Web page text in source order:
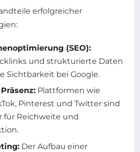
erfolgreicher
(SEO):
und strukturierte Daten
Sichtbarkeit bei Google.
Plattformen wie
Pinterest und Twitter sind
für Reichweite und
Der Aufbau einer